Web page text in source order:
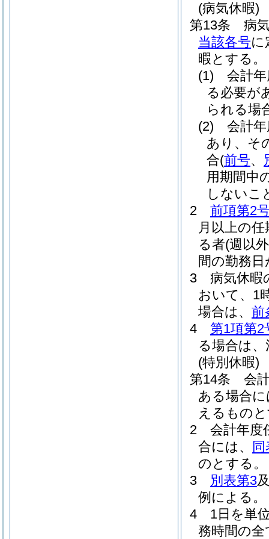
(病気休暇)
第13条
病
当該各号に
暇とする。
(1)
会計
る必要が
られる場
(2)
会計
あり、そ
合(前号、
用期間中
しないこ
2
前項第2
月以上の
る者(週以
間の勤務
3
病気休暇
おいて、1
場合は、 前
4
第1項第2
る場合は
(特別休暇)
第14条
会
ある場合
えるもの
2
会計年度
合には、
のとする。
3
別表第3
例による。
4
1日を単
務時間の